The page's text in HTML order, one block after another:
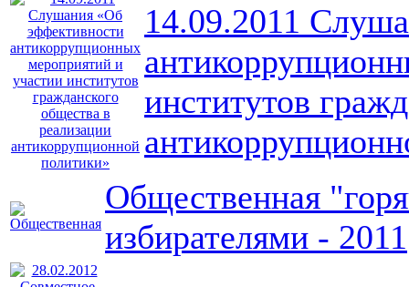
14.09.2011
институтов
Общественная
избирателями - 2011